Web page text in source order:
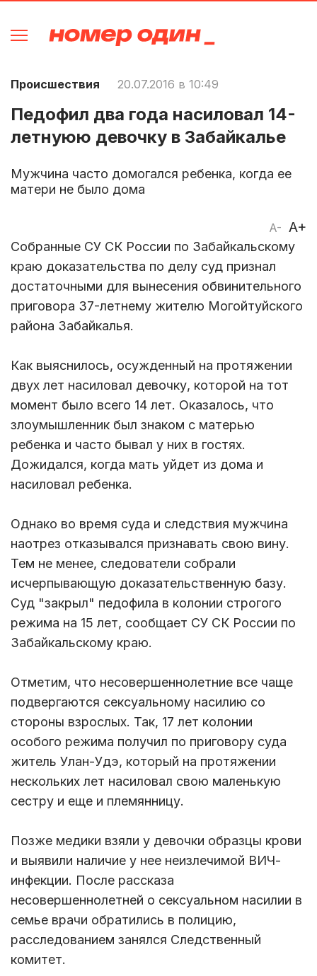
Происшествия 20.07.2016 в 10:49
Педофил два года насиловал 14-
летнуюю девочку в Забайкалье
Мужчина часто домогался ребенка, когда ее
матери не было дома
A- A+
Собранные СУ СК России по Забайкальскому
краю доказательства по делу суд признал
достаточными для вынесения обвинительного
приговора 37-летнему жителю Могойтуйского
района Забайкалья.
Как выяснилось, осужденный на протяжении
двух лет насиловал девочку, которой на тот
момент было всего 14 лет. Оказалось, что
злоумышленник был знаком с матерью
ребенка и часто бывал у них в гостях.
Дожидался, когда мать уйдет из дома и
насиловал ребенка.
Однако во время суда и следствия мужчина
наотрез отказывался признавать свою вину.
Тем не менее, следователи собрали
исчерпывающую доказательственную базу.
Суд "закрыл" педофила в колонии строгого
режима на 15 лет, сообщает СУ СК России по
Забайкальскому краю.
Отметим, что несовершеннолетние все чаще
подвергаются сексуальному насилию со
стороны взрослых. Так, 17 лет колонии
особого режима получил по приговору суда
житель Улан-Удэ, который на протяжении
нескольких лет насиловал свою маленькую
сестру и еще и племянницу.
Позже медики взяли у девочки образцы крови
и выявили наличие у нее неизлечимой ВИЧ-
инфекции. После рассказа
несовершеннолетней о сексуальном насилии в
семье врачи обратились в полицию,
расследованием занялся Следственный
комитет.